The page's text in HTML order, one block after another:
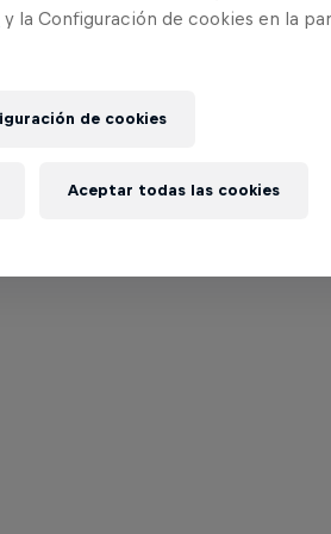
y la Configuración de cookies en la
de cookies
Aceptar todas las cookies